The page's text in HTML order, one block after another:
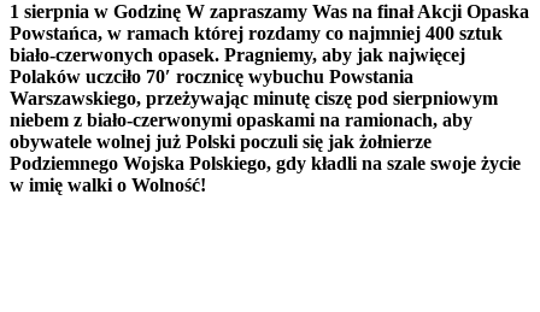
1 sierpnia w Godzinę W zapraszamy Was na finał Akcji Opaska
Powstańca, w ramach której rozdamy co najmniej 400 sztuk
biało-czerwonych opasek. Pragniemy, aby jak najwięcej
Polaków uczciło 70′ rocznicę wybuchu Powstania
Warszawskiego, przeżywając minutę ciszę pod sierpniowym
niebem z biało-czerwonymi opaskami na ramionach, aby
obywatele wolnej już Polski poczuli się jak żołnierze
Podziemnego Wojska Polskiego, gdy kładli na szale swoje życie
w imię walki o Wolność!